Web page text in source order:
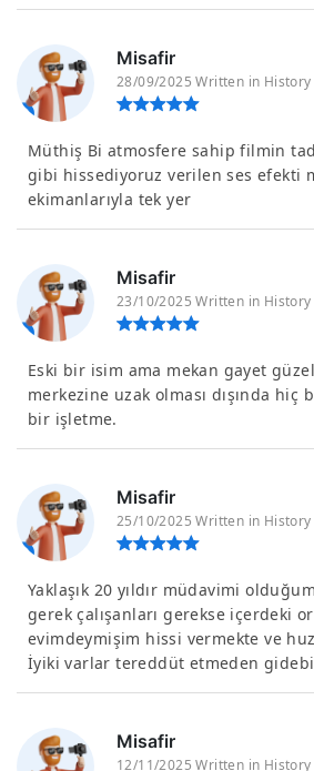
Misafir
28/09/2025 Written in History
Müthiş Bi atmosfere sahip filmin
gibi hissediyoruz verilen ses efekti
ekimanlarıyla tek yer
Misafir
23/10/2025 Written in History
Eski bir isim ama mekan gayet
merkezine uzak olması dışında hiç
bir işletme.
Misafir
25/10/2025 Written in History
Yaklaşık 20 yıldır müdavimi
gerek çalışanları gerekse içerdeki
evimdeymişim hissi vermekte ve
İyiki varlar tereddüt etmeden
Misafir
12/11/2025 Written in History